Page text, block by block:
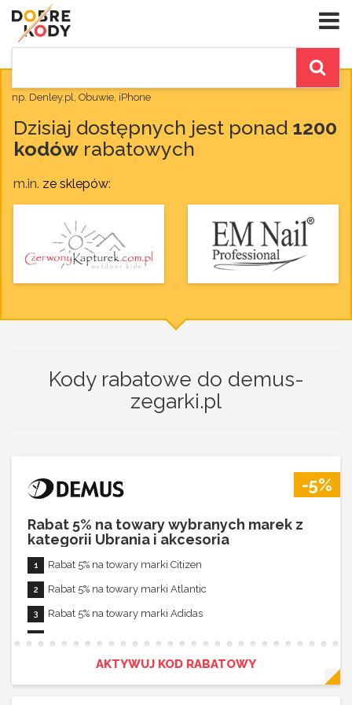
np. Denley.pl, Obuwie, iPhone
Dzisiaj dostępnych jest ponad 1200
kodów rabatowych
m.in. ze sklepów:
Kody rabatowe do demus-
zegarki.pl
-5%
Rabat 5% na towary wybranych marek z
kategorii Ubrania i akcesoria
Rabat 5% na towary marki Citizen
Rabat 5% na towary marki Atlantic
Rabat 5% na towary marki Adidas
Rabat 5% na towary marki MPM
Rabat 5% na towary marki Oregon Scientific
AKTYWUJ KOD RABATOWY